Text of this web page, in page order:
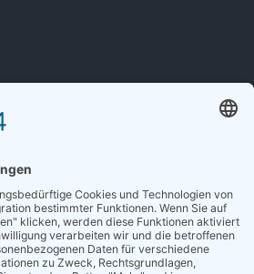
und die DGG – regelmäßig in Ihrem